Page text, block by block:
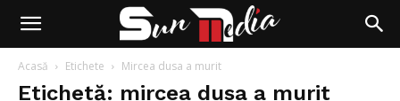
Acasă Etichete Mircea dusa a murit
Etichetă: mircea dusa a murit